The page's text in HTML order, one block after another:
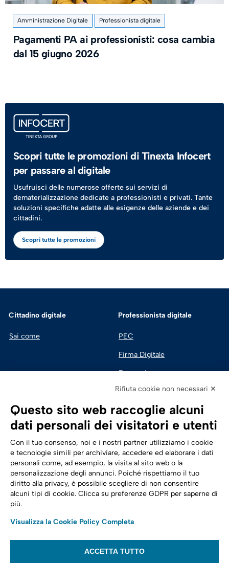
Amministrazione Digitale Professionista digitale
Pagamenti PA ai professionisti: cosa cambia
dal 15 giugno 2026
Scopri tutte le promozioni di Tinexta Infocert
per passare al digitale
Usufruisci delle numerose offerte sui servizi di
dematerializzazione dedicate a professionisti e privati. Tante
soluzioni specifiche adatte alle esigenze delle aziende e dei
cittadini.
Scopri tutte le promozioni
Cittadino digitale
Sai come
Professionista digitale
PEC
Firma Digitale
Fatturazione
Sicurezza Digitale
Cloud
Trasformazione digitale
Energia
Telecomunicazioni
Automotive
Seguici su:
Rifiuta cookie non necessari ✕
Questo sito web raccoglie alcuni
dati personali dei visitatori e utenti
Con il tuo consenso, noi e i nostri partner utilizziamo i cookie
e tecnologie simili per archiviare, accedere ed elaborare i dati
personali come, ad esempio, la visita al sito web o la
personalizzazione degli annunci. Poiché rispettiamo il tuo
diritto alla privacy, è possibile scegliere di non consentire
alcuni tipi di cookie. Clicca su preferenze GDPR per saperne di
più.
Visualizza la Cookie Policy Completa
ACCETTA TUTTO